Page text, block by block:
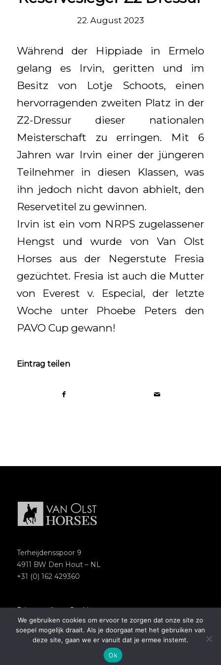
22. August 2023
Während der Hippiade in Ermelo
gelang es Irvin, geritten und im
Besitz von Lotje Schoots, einen
hervorragenden zweiten Platz in der
Z2-Dressur dieser nationalen
Meisterschaft zu erringen. Mit 6
Jahren war Irvin einer der jüngeren
Teilnehmer in diesen Klassen, was
ihn jedoch nicht davon abhielt, den
Reservetitel zu gewinnen.
Irvin ist ein vom NRPS zugelassener
Hengst und wurde von Van Olst
Horses aus der Negerstute Fresia
gezüchtet. Fresia ist auch die Mutter
von Everest v. Especial, der letzte
Woche unter Phoebe Peters den
PAVO Cup gewann!
Eintrag teilen
Terheijdensspoor 9
4911 BW Den Hout – NL
+31 (0) 162 429360
Privacypolicy–Cookies
Copyright 2018 – Van Olst Horses
Website byNewmore
We gebruiken cookies om ervoor te zorgen dat onze site zo
soepel mogelijk draait. Als je doorgaat met het gebruiken van
deze site, gaan we er vanuit dat je ermee instemt.
Ok